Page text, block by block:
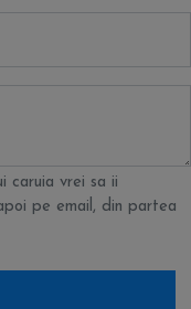
caruia vrei sa ii
pe email, din partea